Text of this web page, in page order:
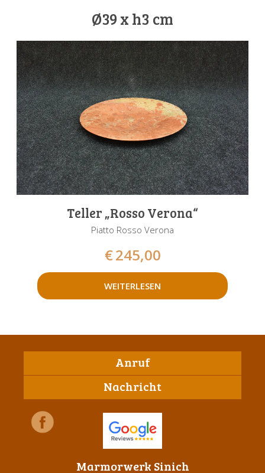
Ø39 x h3 cm
Teller „Rosso Verona“
Piatto Rosso Verona
€245,00
WEITERLESEN
Anruf
Nachricht
Marmorwerk Sinich